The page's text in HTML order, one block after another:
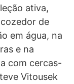
ativa,
de
em água, na
e na
com cercas-
Vitousek